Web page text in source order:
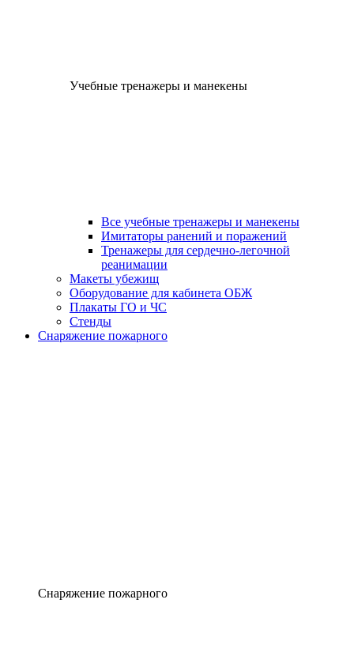
Учебные тренажеры и манекены
Все учебные тренажеры и манекены
Имитаторы ранений и поражений
Тренажеры для сердечно-легочной
реанимации
Макеты убежищ
Оборудование для кабинета ОБЖ
Плакаты ГО и ЧС
Стенды
Снаряжение пожарного
Снаряжение пожарного